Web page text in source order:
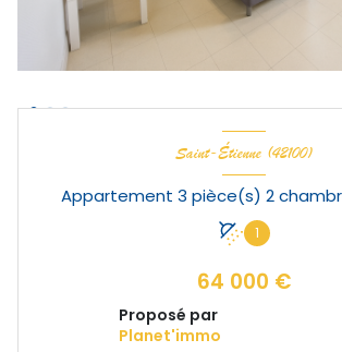
Saint-Étienne (42100)
1
64 000 €
Proposé par
Planet'immo